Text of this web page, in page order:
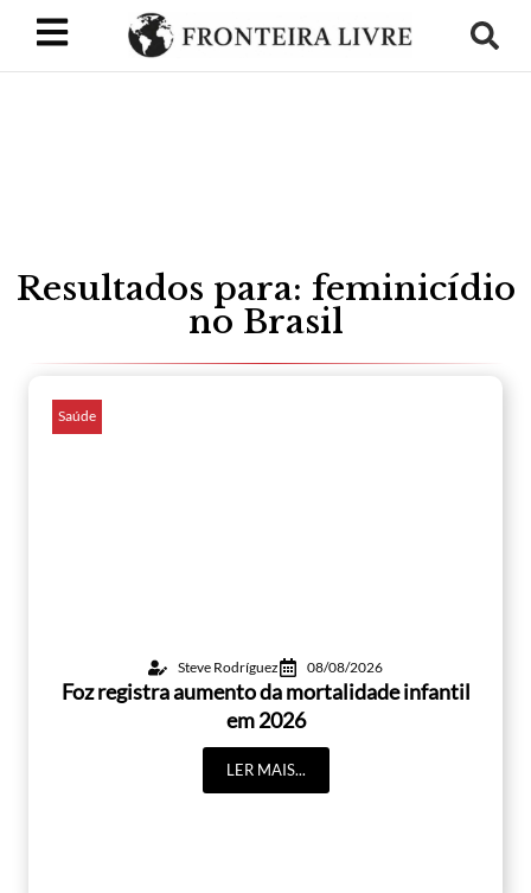
Resultados para: feminicídio
no Brasil
Saúde
Steve Rodríguez 08/08/2026
Foz registra aumento da mortalidade infantil
em 2026
LER MAIS...